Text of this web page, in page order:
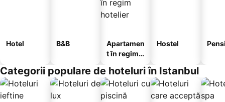
Hotel B&B
Apartamen
t în regim
Hostel
Categorii populare de hoteluri în Istanbul